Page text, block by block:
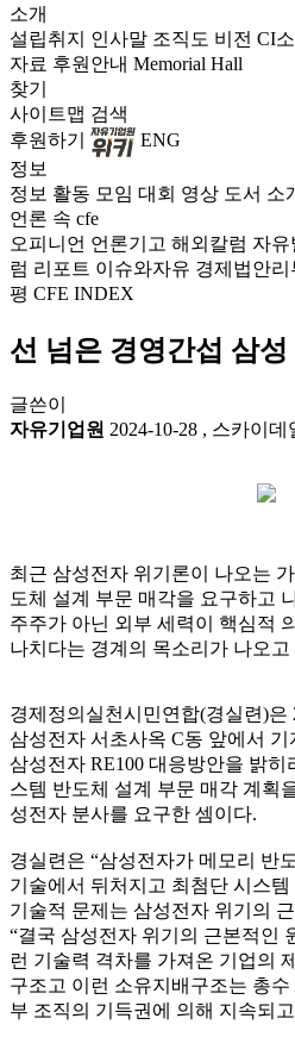
소개
설립취지 인사말 조직도 비전 CI
자료 후원안내 Memorial Hall
찾기
사이트맵 검색
후원하기
ENG
정보
정보 활동 모임 대회 영상 도서 소
언론 속 cfe
오피니언 언론기고 해외칼럼 자유
럼 리포트 이슈와자유 경제법안리
평 CFE INDEX
선 넘은 경영간섭 삼성
글쓴이
자유기업원 2024-10-28 , 스카이데
최근 삼성전자 위기론이 나오는
도체 설계 부문 매각을 요구하고
주주가 아닌 외부 세력이 핵심적
나치다는 경계의 목소리가 나오고
경제정의실천시민연합(경실련)은
삼성전자 서초사옥 C동 앞에서
삼성전자 RE100 대응방안을 밝히
스템 반도체 설계 부문 매각 계획
성전자 분사를 요구한 셈이다.
경실련은 “삼성전자가 메모리 반
기술에서 뒤처지고 최첨단 시스
기술적 문제는 삼성전자 위기의
“결국 삼성전자 위기의 근본적인
런 기술력 격차를 가져온 기업의
구조고 이런 소유지배구조는 총
부 조직의 기득권에 의해 지속되